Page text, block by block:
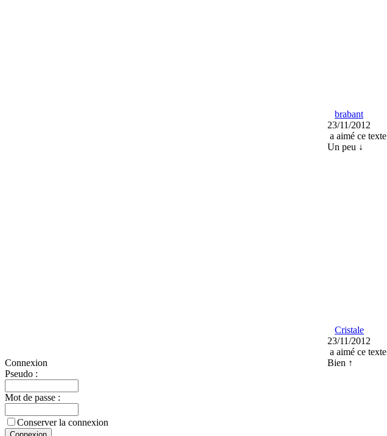
Connexion
Pseudo :
Mot de passe :
Conserver la connexion
brabant
23/11/2012
a aimé ce texte
Un peu ↓
Cristale
23/11/2012
a aimé ce texte
Bien ↑